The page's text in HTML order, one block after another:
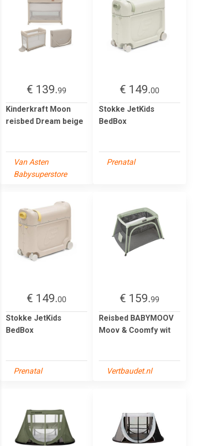
€ 139.99
Kinderkraft Moon
reisbed Dream beige
Van Asten
Babysuperstore
€ 149.00
Stokke JetKids
BedBox
Prenatal
€ 149.00
Stokke JetKids
BedBox
Prenatal
€ 159.99
Reisbed BABYMOOV
Moov & Coomfy wit
Vertbaudet.nl